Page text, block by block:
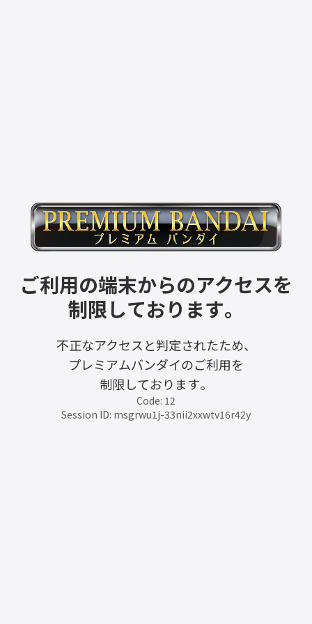
ご利用の端末からのアクセスを
制限しております。
不正なアクセスと判定されたため、
プレミアムバンダイのご利用を
制限しております。
Code: 12
Session ID: msgrwu1j-33nii2xxwtv16r42y